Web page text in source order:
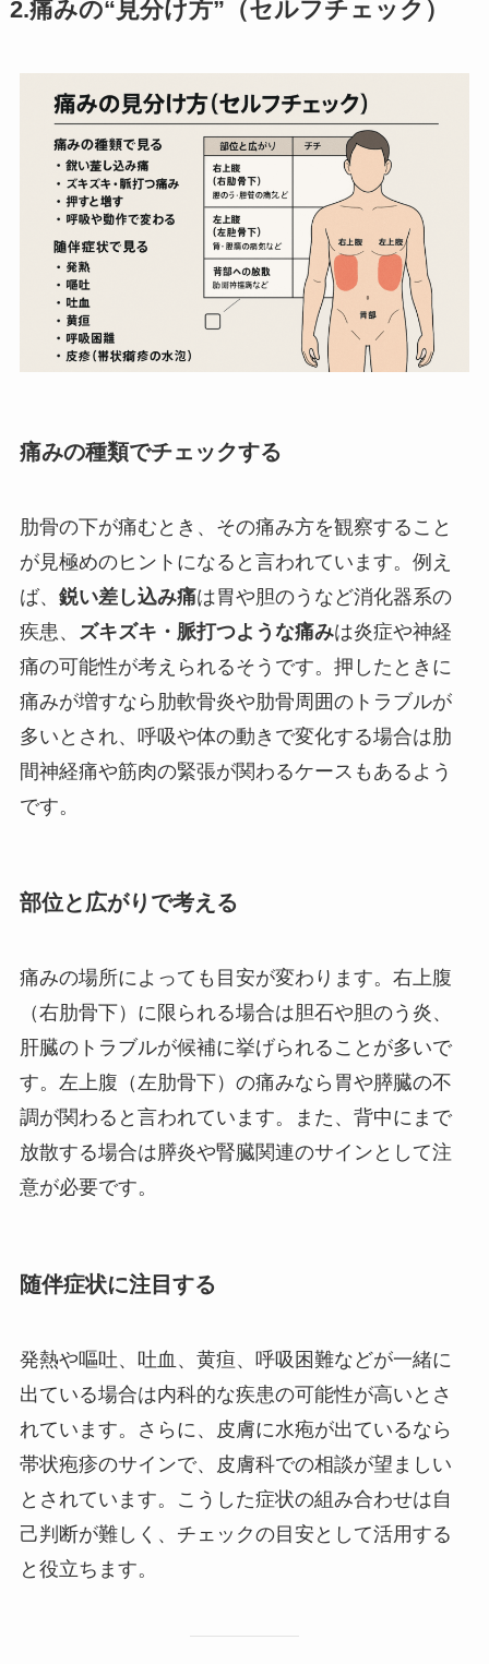
2.痛みの“見分け方”（セルフチェック）
痛みの種類でチェックする
肋骨の下が痛むとき、その痛み方を観察すること
が見極めのヒントになると言われています。例え
ば、 鋭い差し込み痛は胃や胆のうなど消化器系の
疾患、
ズキズキ・脈打つような痛みは炎症や神経
痛の可能性が考えられるそうです。押したときに
痛みが増すなら肋軟骨炎や肋骨周囲のトラブルが
多いとされ、呼吸や体の動きで変化する場合は肋
間神経痛や筋肉の緊張が関わるケースもあるよう
です。
部位と広がりで考える
痛みの場所によっても目安が変わります。右上腹
（右肋骨下）に限られる場合は胆石や胆のう炎、
肝臓のトラブルが候補に挙げられることが多いで
す。左上腹（左肋骨下）の痛みなら胃や膵臓の不
調が関わると言われています。また、背中にまで
放散する場合は膵炎や腎臓関連のサインとして注
意が必要です。
随伴症状に注目する
発熱や嘔吐、吐血、黄疸、呼吸困難などが一緒に
出ている場合は内科的な疾患の可能性が高いとさ
れています。さらに、皮膚に水疱が出ているなら
帯状疱疹のサインで、皮膚科での相談が望ましい
とされています。こうした症状の組み合わせは自
己判断が難しく、チェックの目安として活用する
と役立ちます。